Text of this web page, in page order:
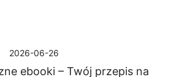
2026-06-26
ebooki – Twój przepis na